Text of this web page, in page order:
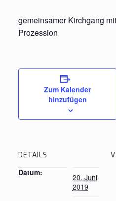
gemeinsamer Kirchgang
Prozession
Zum Kalender
hinzufügen
DETAILS
Datum:
20. Juni
2019